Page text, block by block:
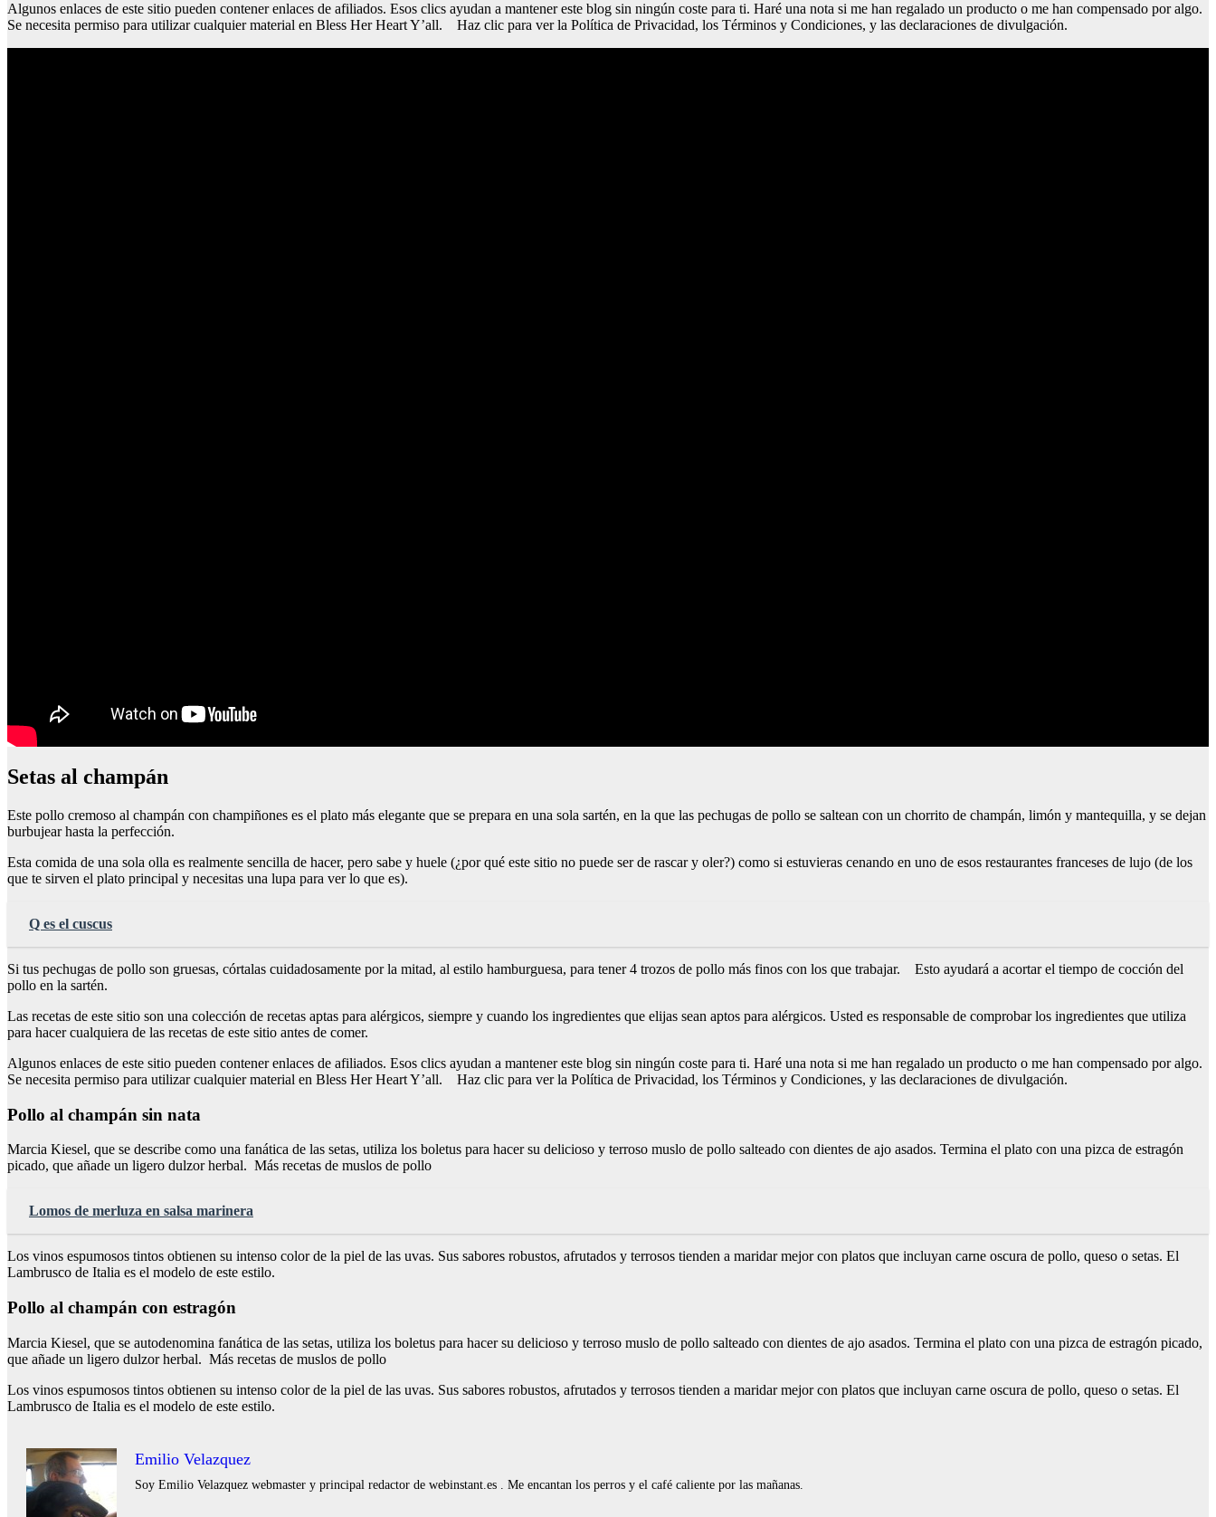
Algunos enlaces de este sitio pueden contener enlaces de afiliados. Esos clics ayudan a mantener este blog sin ningún coste para ti. Haré una nota si me han regalado un producto o me han compensado por algo.
Se necesita permiso para utilizar cualquier material en Bless Her Heart Y’all. Haz clic para ver la Política de Privacidad, los Términos y Condiciones, y las declaraciones de divulgación.
Setas al champán
Este pollo cremoso al champán con champiñones es el plato más elegante que se prepara en una sola sartén, en la que las pechugas de pollo se saltean con un chorrito de champán, limón y mantequilla, y se dejan
burbujear hasta la perfección.
Esta comida de una sola olla es realmente sencilla de hacer, pero sabe y huele (¿por qué este sitio no puede ser de rascar y oler?) como si estuvieras cenando en uno de esos restaurantes franceses de lujo (de los
que te sirven el plato principal y necesitas una lupa para ver lo que es).
Q es el cuscus
Si tus pechugas de pollo son gruesas, córtalas cuidadosamente por la mitad, al estilo hamburguesa, para tener 4 trozos de pollo más finos con los que trabajar. Esto ayudará a acortar el tiempo de cocción del
pollo en la sartén.
Las recetas de este sitio son una colección de recetas aptas para alérgicos, siempre y cuando los ingredientes que elijas sean aptos para alérgicos. Usted es responsable de comprobar los ingredientes que utiliza
para hacer cualquiera de las recetas de este sitio antes de comer.
Algunos enlaces de este sitio pueden contener enlaces de afiliados. Esos clics ayudan a mantener este blog sin ningún coste para ti. Haré una nota si me han regalado un producto o me han compensado por algo.
Se necesita permiso para utilizar cualquier material en Bless Her Heart Y’all. Haz clic para ver la Política de Privacidad, los Términos y Condiciones, y las declaraciones de divulgación.
Pollo al champán sin nata
Marcia Kiesel, que se describe como una fanática de las setas, utiliza los boletus para hacer su delicioso y terroso muslo de pollo salteado con dientes de ajo asados. Termina el plato con una pizca de estragón
picado, que añade un ligero dulzor herbal. Más recetas de muslos de pollo
Lomos de merluza en salsa marinera
Los vinos espumosos tintos obtienen su intenso color de la piel de las uvas. Sus sabores robustos, afrutados y terrosos tienden a maridar mejor con platos que incluyan carne oscura de pollo, queso o setas. El
Lambrusco de Italia es el modelo de este estilo.
Pollo al champán con estragón
Marcia Kiesel, que se autodenomina fanática de las setas, utiliza los boletus para hacer su delicioso y terroso muslo de pollo salteado con dientes de ajo asados. Termina el plato con una pizca de estragón picado,
que añade un ligero dulzor herbal. Más recetas de muslos de pollo
Los vinos espumosos tintos obtienen su intenso color de la piel de las uvas. Sus sabores robustos, afrutados y terrosos tienden a maridar mejor con platos que incluyan carne oscura de pollo, queso o setas. El
Lambrusco de Italia es el modelo de este estilo.
Emilio Velazquez
Soy Emilio Velazquez webmaster y principal redactor de webinstant.es . Me encantan los perros y el café caliente por las mañanas.